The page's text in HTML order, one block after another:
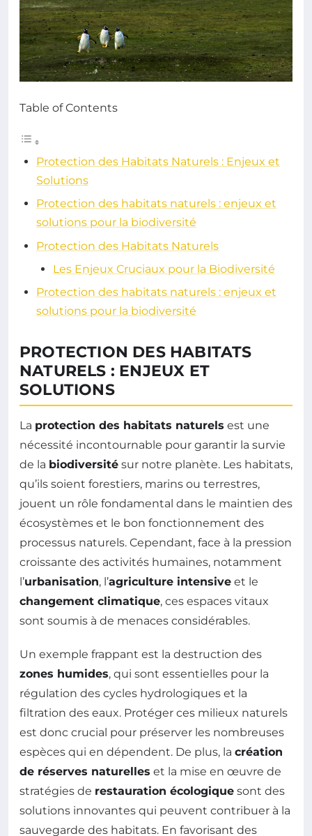
Table of Contents
Protection des Habitats Naturels : Enjeux et
Solutions
Protection des habitats naturels : enjeux et
solutions pour la biodiversité
Protection des Habitats Naturels
Les Enjeux Cruciaux pour la Biodiversité
Protection des habitats naturels : enjeux et
solutions pour la biodiversité
PROTECTION DES HABITATS
NATURELS : ENJEUX ET
SOLUTIONS
La protection des habitats naturels est une
nécessité incontournable pour garantir la survie
de la biodiversité sur notre planète. Les habitats,
qu’ils soient forestiers, marins ou terrestres,
jouent un rôle fondamental dans le maintien des
écosystèmes et le bon fonctionnement des
processus naturels. Cependant, face à la pression
croissante des activités humaines, notamment
l’urbanisation, l’agriculture intensive et le
changement climatique, ces espaces vitaux
sont soumis à de menaces considérables.
Un exemple frappant est la destruction des
zones humides, qui sont essentielles pour la
régulation des cycles hydrologiques et la
filtration des eaux. Protéger ces milieux naturels
est donc crucial pour préserver les nombreuses
espèces qui en dépendent. De plus, la création
de réserves naturelles et la mise en œuvre de
stratégies de restauration écologique sont des
solutions innovantes qui peuvent contribuer à la
sauvegarde des habitats. En favorisant des